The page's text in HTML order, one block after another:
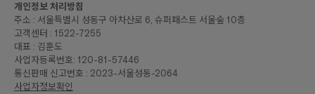
개인정보 처리방침
주소 : 서울특별시 성동구 아차산로 6, 슈퍼패스트 서울숲 10층
고객센터 : 1522-7255
대표 : 김훈도
사업자등록번호: 120-81-57446
통신판매 신고번호 : 2023-서울성동-2064
사업자정보확인